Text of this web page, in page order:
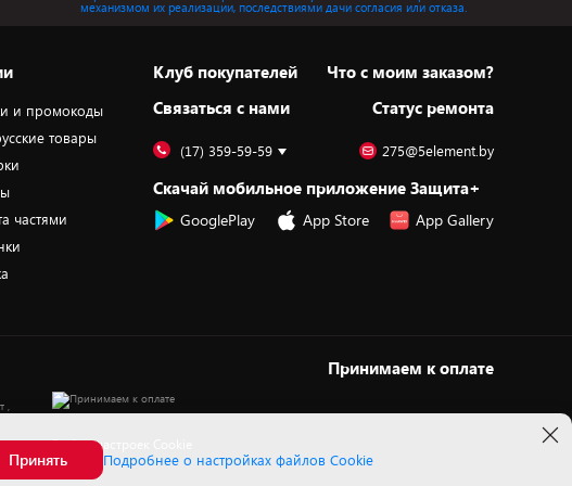
механизмом их реализации, последствиями дачи согласия или отказа.
и промокоды
товары
частями
Клуб покупателей
Cвязаться с нами
Что с моим заказом?
Статус ремонта
(17) 359-59-59 275@5element.by
Скачай мобильное приложение Защита+
GooglePlay App Store App Gallery
,
Принимаем к оплате
Выбор настроек Cookie
Принять Подробнее о настройках файлов Cookie